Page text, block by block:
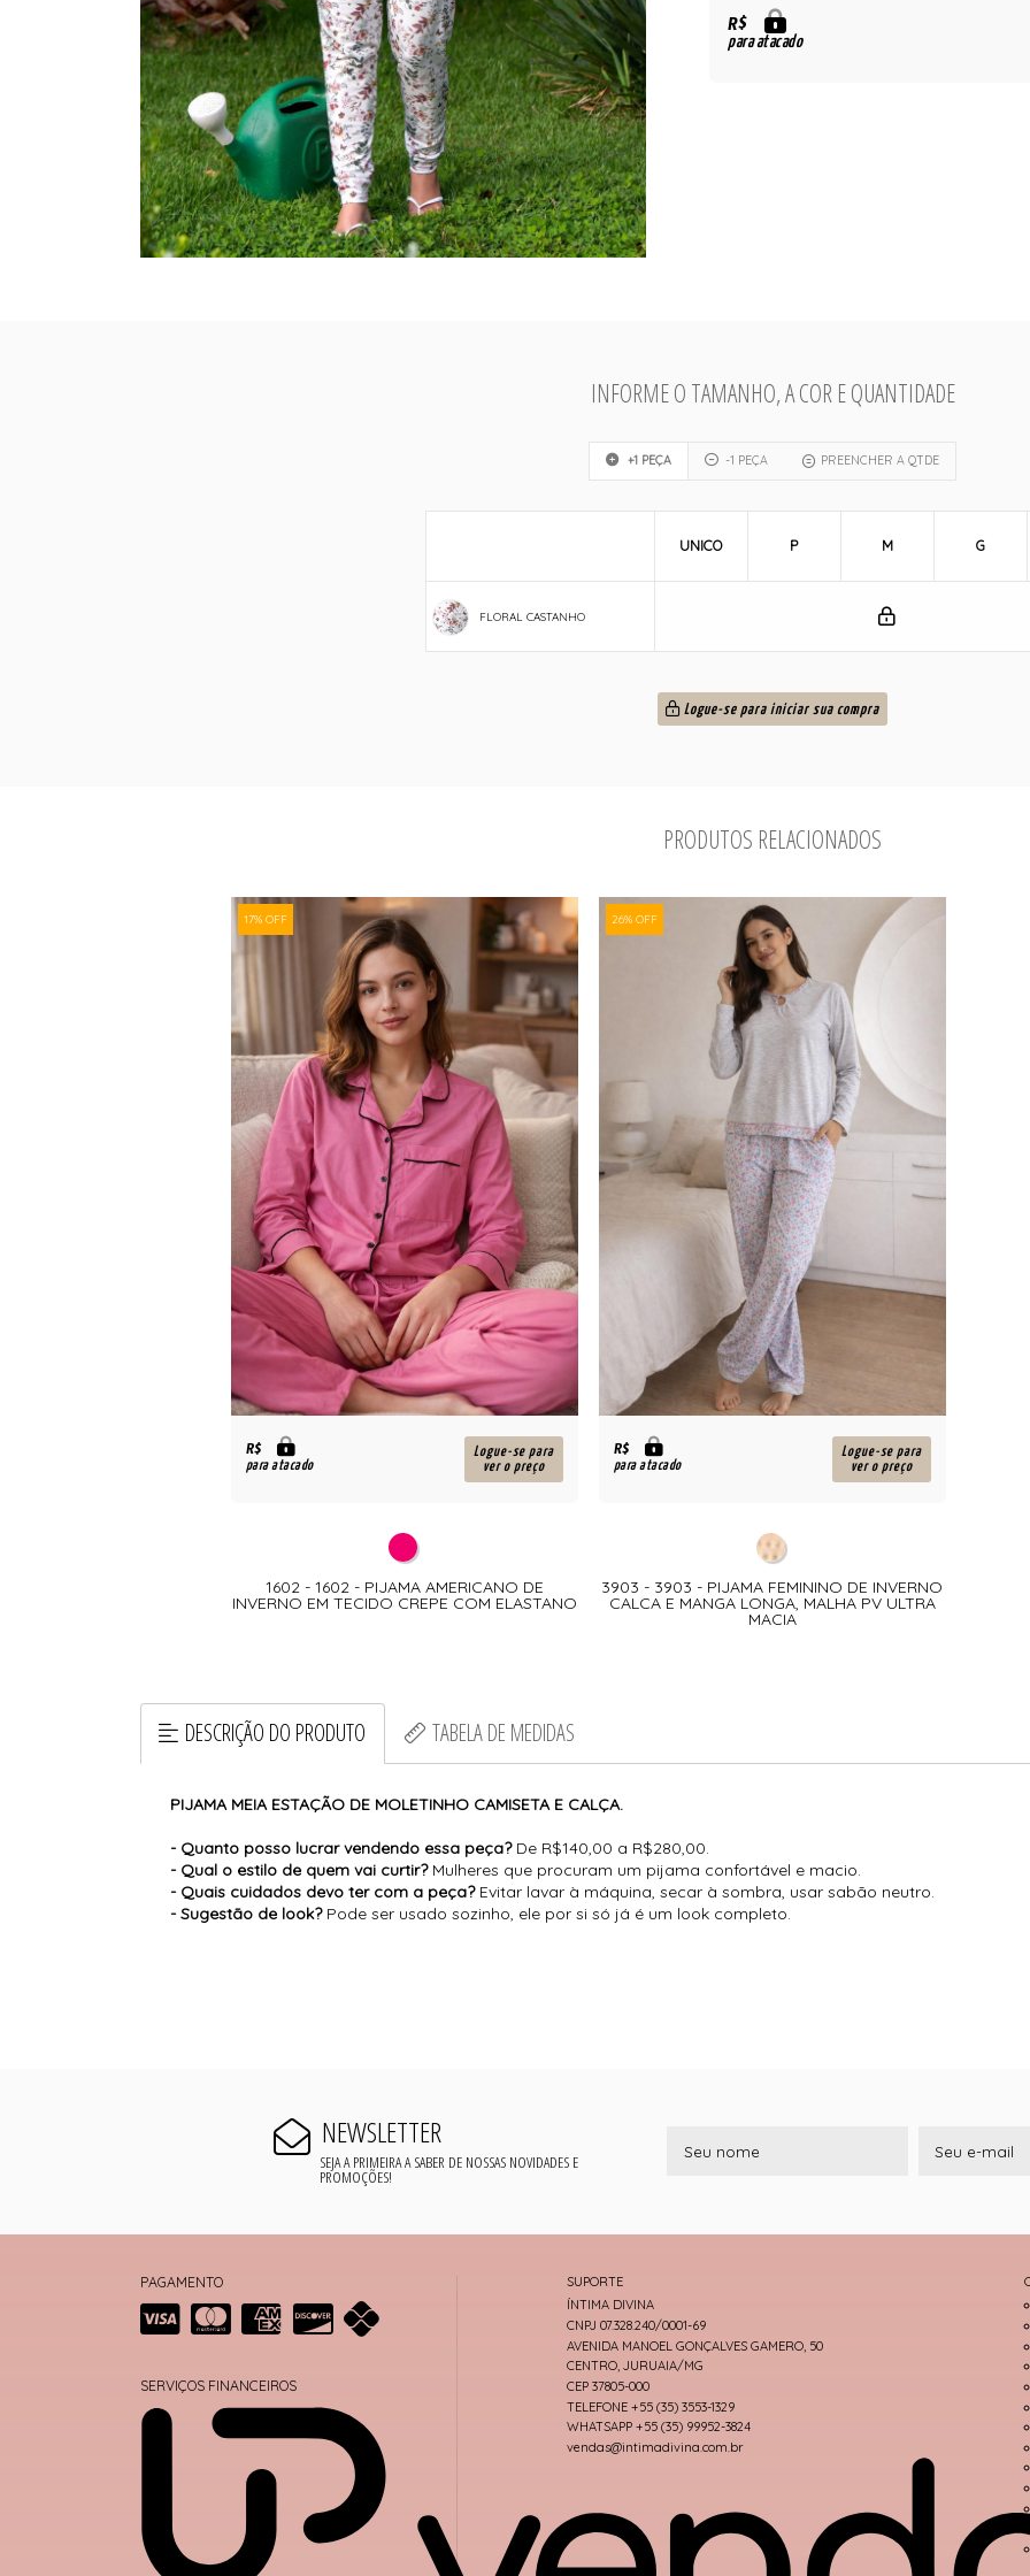
R$
para atacado
INFORME O TAMANHO, A COR E QUANTIDADE
+1 PEÇA -1 PEÇA PREENCHER A QTDE
FLORAL CASTANHO
UNICO P M G
Logue-se para iniciar sua compra
PRODUTOS RELACIONADOS
17% OFF
R$
para atacado
Logue-se para
ver o preço
1602 - 1602 - PIJAMA AMERICANO DE
INVERNO EM TECIDO CREPE COM ELASTANO
26% OFF
R$
para atacado
Logue-se para
ver o preço
3903 - 3903 - PIJAMA FEMININO DE INVERNO
CALCA E MANGA LONGA, MALHA PV ULTRA
MACIA
DESCRIÇÃO DO PRODUTO TABELA DE MEDIDAS
PIJAMA MEIA ESTAÇÃO DE MOLETINHO CAMISETA E CALÇA.
- Quanto posso lucrar vendendo essa peça?De R$140,00 a R$280,00.
- Qual o estilo de quem vai curtir?Mulheres que procuram um pijama confortável e macio.
- Quais cuidados devo ter com a peça?Evitar lavar à máquina, secar à sombra, usar sabão neutro.
- Sugestão de look?Pode ser usado sozinho, ele por si só já é um look completo.
NEWSLETTER
SEJA A PRIMEIRA A SABER DE NOSSAS NOVIDADES E
PROMOÇÕES!
PAGAMENTO
SERVIÇOS FINANCEIROS
SUPORTE
ÍNTIMA DIVINA
CNPJ 07.328.240/0001-69
AVENIDA MANOEL GONÇALVES GAMERO, 50
CENTRO, JURUAIA/MG
CEP 37805-000
TELEFONE +55 (35) 3553-1329
WHATSAPP +55 (35) 99952-3824
vendas@intimadivina.com.br